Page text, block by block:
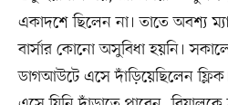
একাদশে ছিলেন না। তাতে অবশ্য
বার্সার কোনো অসুবিধা হয়নি।
ডাগআউটে এসে দাঁড়িয়েছিলেন